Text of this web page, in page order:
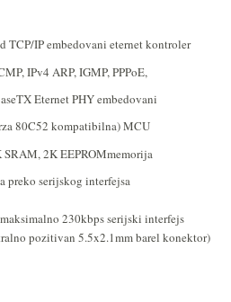
TCP/IP embedovani eternet kontroler
IPv4 ARP, IGMP, PPPoE,
Eternet PHY embedovani
80C52 kompatibilna) MCU
2K EEPROMmemorija
preko serijskog interfejsa
230kbps serijski interfejs
pozitivan 5.5x2.1mm barel konektor)